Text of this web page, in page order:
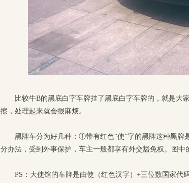
比较牛B的黑底白字车牌挂了黑底白字车牌的，就是大
擦，处理起来就会很麻烦。
黑牌车分为好几种：①带有红色“使”字的黑牌这种黑牌
分办法，受到外事保护，车主一般都享有外交豁免权。图中
PS：大使馆的车牌是由使（红色汉字）+三位数国家代